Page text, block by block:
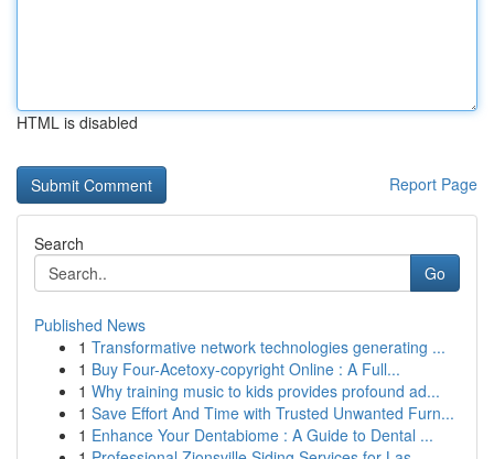
HTML is disabled
Report Page
Search
Go
Published News
1 Transformative network technologies generating ...
1 Buy Four-Acetoxy-copyright Online : A Full...
1 Why training music to kids provides profound ad...
1 Save Effort And Time with Trusted Unwanted Furn...
1 Enhance Your Dentabiome : A Guide to Dental ...